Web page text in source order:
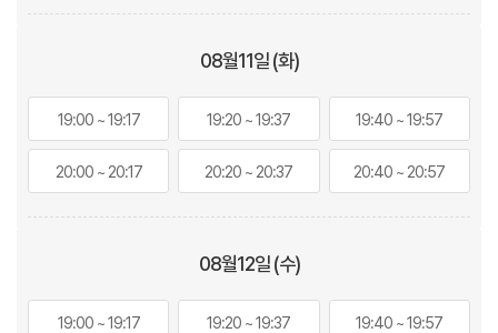
08월11일 (화)
19:00 ~ 19:17 19:20 ~ 19:37 19:40 ~ 19:57
20:00 ~ 20:17 20:20 ~ 20:37 20:40 ~ 20:57
08월12일 (수)
19:00 ~ 19:17 19:20 ~ 19:37 19:40 ~ 19:57